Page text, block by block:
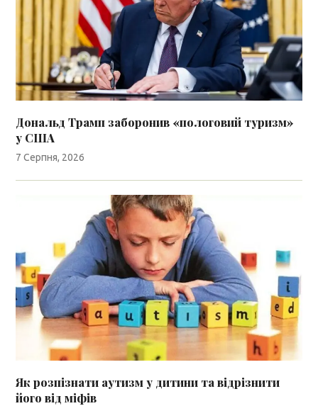
Дональд Трамп заборонив «пологовий туризм»
у США
7 Серпня, 2026
Як розпізнати аутизм у дитини та відрізнити
його від міфів